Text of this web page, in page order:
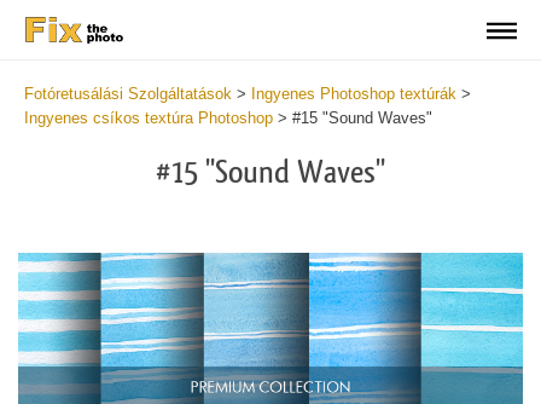
Fotóretusálási Szolgáltatások > Ingyenes Photoshop textúrák >
Ingyenes csíkos textúra Photoshop > #15 "Sound Waves"
#15 "Sound Waves"